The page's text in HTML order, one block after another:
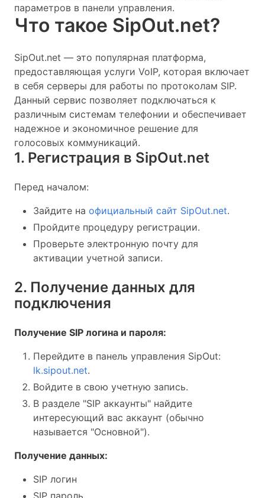
параметров в панели управления.
Что такое SipOut.net?
SipOut.net — это популярная платформа,
предоставляющая услуги VoIP, которая включает
в себя серверы для работы по протоколам SIP.
Данный сервис позволяет подключаться к
различным системам телефонии и обеспечивает
надежное и экономичное решение для
голосовых коммуникаций.
1. Регистрация в SipOut.net
Перед началом:
Зайдите на официальный сайт SipOut.net.
Пройдите процедуру регистрации.
Проверьте электронную почту для
активации учетной записи.
2. Получение данных для
подключения
Получение SIP логина и пароля:
Перейдите в панель управления SipOut:
lk.sipout.net.
Войдите в свою учетную запись.
В разделе "SIP аккаунты" найдите
интересующий вас аккаунт (обычно
называется "Основной").
Получение данных:
SIP логин
SIP пароль